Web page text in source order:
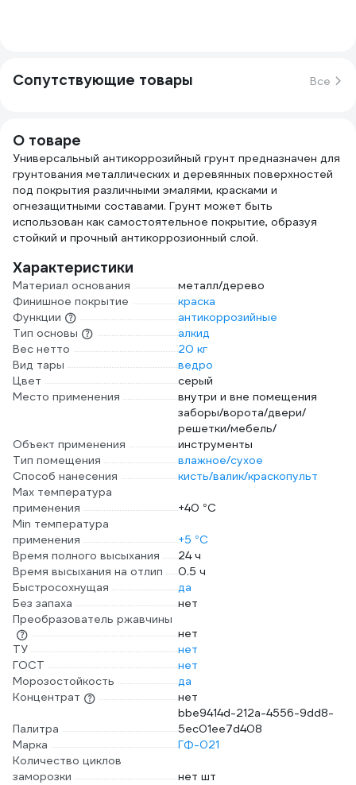
Сопутствующие товары Все
О товаре
Универсальный антикоррозийный грунт предназначен для
грунтования металлических и деревянных поверхностей
под покрытия различными эмалями, красками и
огнезащитными составами. Грунт может быть
использован как самостоятельное покрытие, образуя
стойкий и прочный антикоррозионный слой.
Характеристики
Материал основания
металл/дерево
Финишное покрытие
краска
Функции
антикоррозийные
Тип основы
алкид
Вес нетто
20 кг
Вид тары
ведро
Цвет
серый
Место применения
внутри и вне помещения
Объект применения
заборы/ворота/двери/
решетки/мебель/
инструменты
Тип помещения
влажное/сухое
Способ нанесения
кисть/валик/краскопульт
Max температура
применения
+40 °С
Min температура
применения
+5 °С
Время полного высыхания
24 ч
Время высыхания на отлип
0.5 ч
Быстросохнущая
да
Без запаха
нет
Преобразователь ржавчины
нет
ТУ
нет
ГОСТ
нет
Морозостойкость
да
Концентрат
нет
Палитра
bbe9414d-212a-4556-9dd8-
5ec01ee7d408
Марка
ГФ-021
Количество циклов
заморозки
нет шт